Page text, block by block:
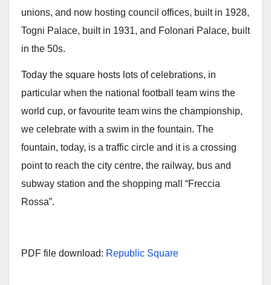
unions, and now hosting council offices, built in 1928,
Togni Palace, built in 1931, and Folonari Palace, built
in the 50s.
Today the square hosts lots of celebrations, in
particular when the national football team wins the
world cup, or favourite team wins the championship,
we celebrate with a swim in the fountain. The
fountain, today, is a traffic circle and it is a crossing
point to reach the city centre, the railway, bus and
subway station and the shopping mall “Freccia
Rossa”.
PDF file download: Republic Square